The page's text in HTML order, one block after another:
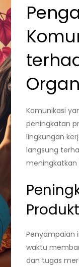
Komunikasi
peningkatan
lingkungan
langsung
meningkatkan
Penyampaian
waktu
dan tugas